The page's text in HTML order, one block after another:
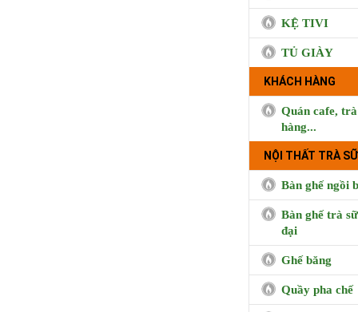
KỆ TIVI
TỦ GIÀY
KHÁCH HÀNG
Quán cafe,
hàng...
NỘI THẤT TRÀ
Bàn ghế ngồi
Bàn ghế trà
đại
Ghế băng
Quầy pha chế